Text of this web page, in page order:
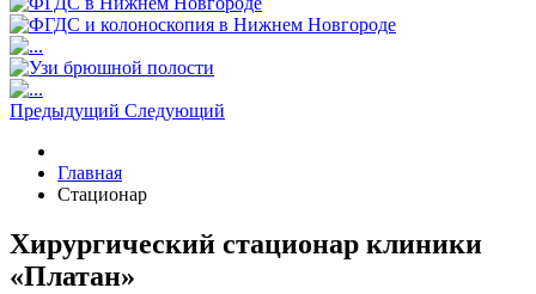
Предыдущий Следующий
Главная
Стационар
Хирургический стационар клиники
«Платан»